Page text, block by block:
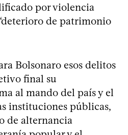
por violencia
de patrimonio
Bolsonaro esos delitos
final su
al mando del país y el
instituciones públicas,
de alternancia